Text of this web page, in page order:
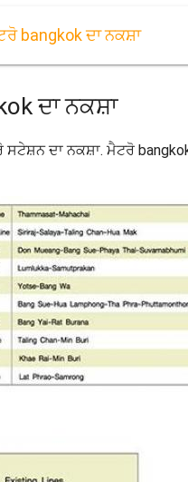
bangkok ਦਾ ਨਕਸ਼ਾ
ਦਾ ਨਕਸ਼ਾ
ਸਟੇਸ਼ਨ ਦਾ ਨਕਸ਼ਾ. ਮੈਟਰੋ